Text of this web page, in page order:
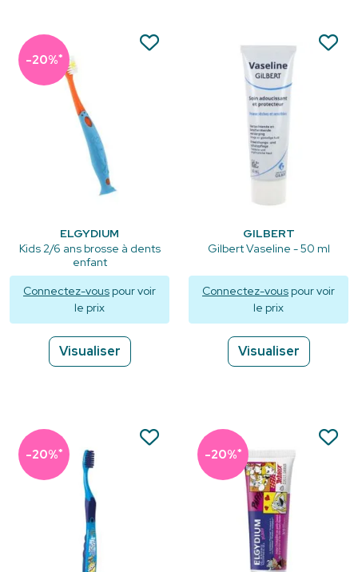
-20%*
ELGYDIUM
Kids 2/6 ans brosse à dents
enfant
Connectez-vous pour voir
le prix
Visualiser
GILBERT
Gilbert Vaseline - 50 ml
Connectez-vous pour voir
le prix
Visualiser
-20%* -20%*